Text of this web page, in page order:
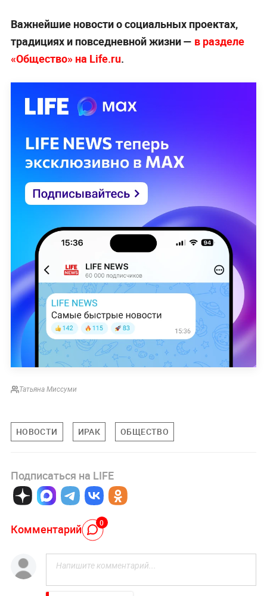
Важнейшие новости о социальных проектах,
традициях и повседневной жизни — в разделе
«Общество» на Life.ru.
Татьяна Миссуми
НОВОСТИ ИРАК ОБЩЕСТВО
Подписаться на LIFE
Комментарий 0